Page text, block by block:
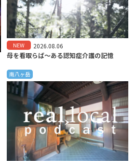
NEW 2026.08.06
母を看取らば～ある認知症介護の記憶
南八ヶ岳